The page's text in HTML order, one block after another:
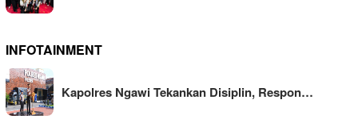
INFOTAINMENT
Kapolres Ngawi Tekankan Disiplin, Respon…